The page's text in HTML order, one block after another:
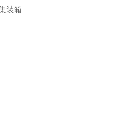
装箱